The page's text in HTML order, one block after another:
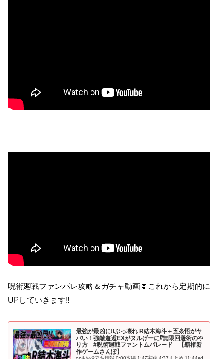
呪術廻戦ファンパレ攻略＆ガチャ動画⏬これから定期的に
UPしていきます‼
最強が最凶に‼ぶっ壊れ R結木海斗＋五条悟がヤ
バい！強敵邂逅EXがヌルげーに⁉無限回避術のや
り方 #呪術廻戦ファントムパレード 【覇権新
作ゲームさんぽ】
op&お役立ち情報 0:00本編 1:47実践 4:37まとめ 11:44ed